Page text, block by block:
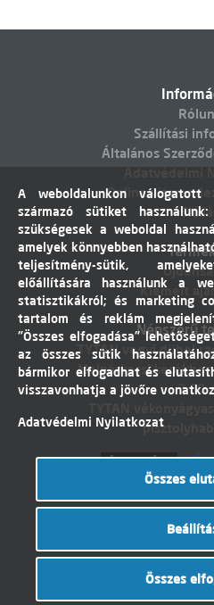
Szállítási
Általános
Online
Elállás
Kiemelt
Népszerű
TYTAN vegyi dübel
Molnárkocsi
3,50-
pisztolyhab
fenntartva.
A weboldalunkon
származó sütiket
szükségesek a weboldal
amelyek könnyebben
teljesítmény-sütik,
előállítására használunk a
statisztikákról; és marketing
tartalom és reklám
"Összes elfogadása"
az összes sütik
bármikor elfogadhat és
visszavonhatja a jövőre
Adatvédelmi Nyilatkozat
Összes
Összes